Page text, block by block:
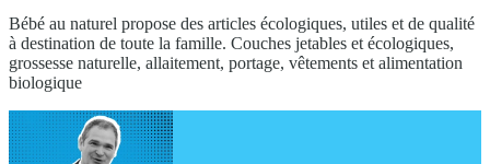
Bébé au naturel propose des articles écologiques, utiles et de qualité
à destination de toute la famille. Couches jetables et écologiques,
grossesse naturelle, allaitement, portage, vêtements et alimentation
biologique